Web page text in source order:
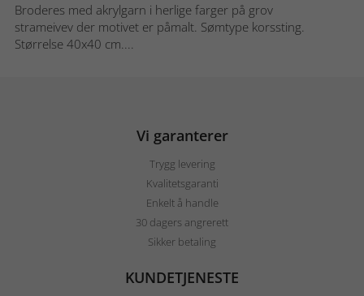
Broderes med akrylgarn i herlige farger på grov
strameivev der motivet er påmalt. Sømtype korssting.
Størrelse 40x40 cm....
Vi garanterer
Trygg levering
Kvalitetsgaranti
Enkelt å handle
30 dagers angrerett
Sikker betaling
KUNDETJENESTE